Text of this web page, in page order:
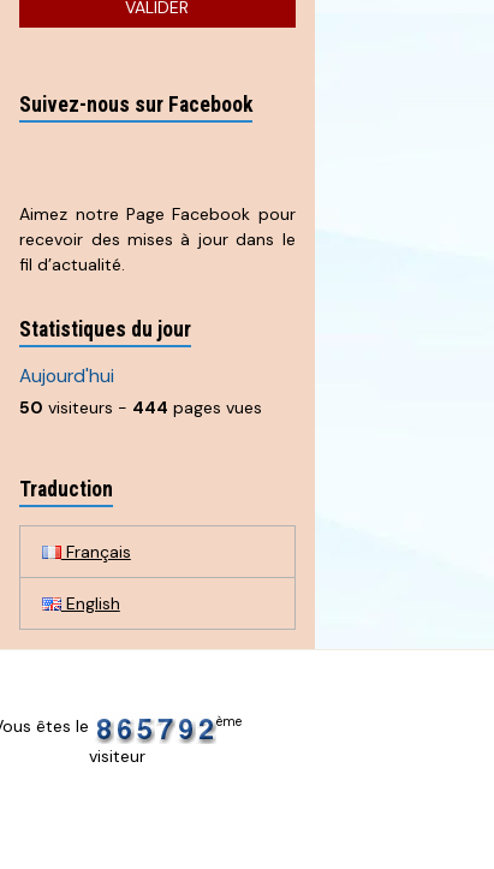
VALIDER
Suivez-nous sur Facebook
Aimez notre Page Facebook pour
recevoir des mises à jour dans le
fil d’actualité.
Statistiques du jour
Aujourd'hui
50 visiteurs - 444 pages vues
Traduction
Français
English
êtes le ème
visiteur